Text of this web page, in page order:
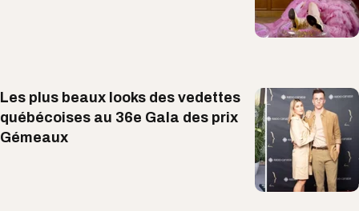
Les plus beaux looks des vedettes
québécoises au 36e Gala des prix
Gémeaux